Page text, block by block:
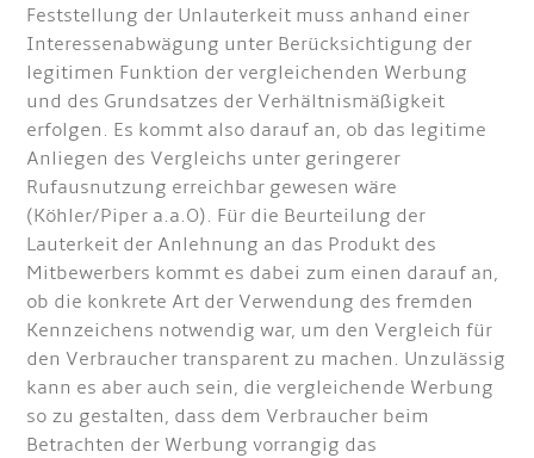
Feststellung der Unlauterkeit muss anhand einer
Interessenabwägung unter Berücksichtigung der
legitimen Funktion der vergleichenden Werbung
und des Grundsatzes der Verhältnismäßigkeit
erfolgen. Es kommt also darauf an, ob das legitime
Anliegen des Vergleichs unter geringerer
Rufausnutzung erreichbar gewesen wäre
(Köhler/Piper a.a.O). Für die Beurteilung der
Lauterkeit der Anlehnung an das Produkt des
Mitbewerbers kommt es dabei zum einen darauf an,
ob die konkrete Art der Verwendung des fremden
Kennzeichens notwendig war, um den Vergleich für
den Verbraucher transparent zu machen. Unzulässig
kann es aber auch sein, die vergleichende Werbung
so zu gestalten, dass dem Verbraucher beim
Betrachten der Werbung vorrangig das